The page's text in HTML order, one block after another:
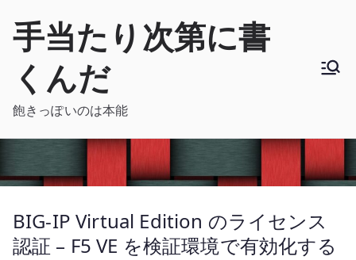
手当たり次第に書
くんだ
飽きっぽいのは本能
BIG-IP Virtual Edition のライセンス
認証 – F5 VE を検証環境で有効化する